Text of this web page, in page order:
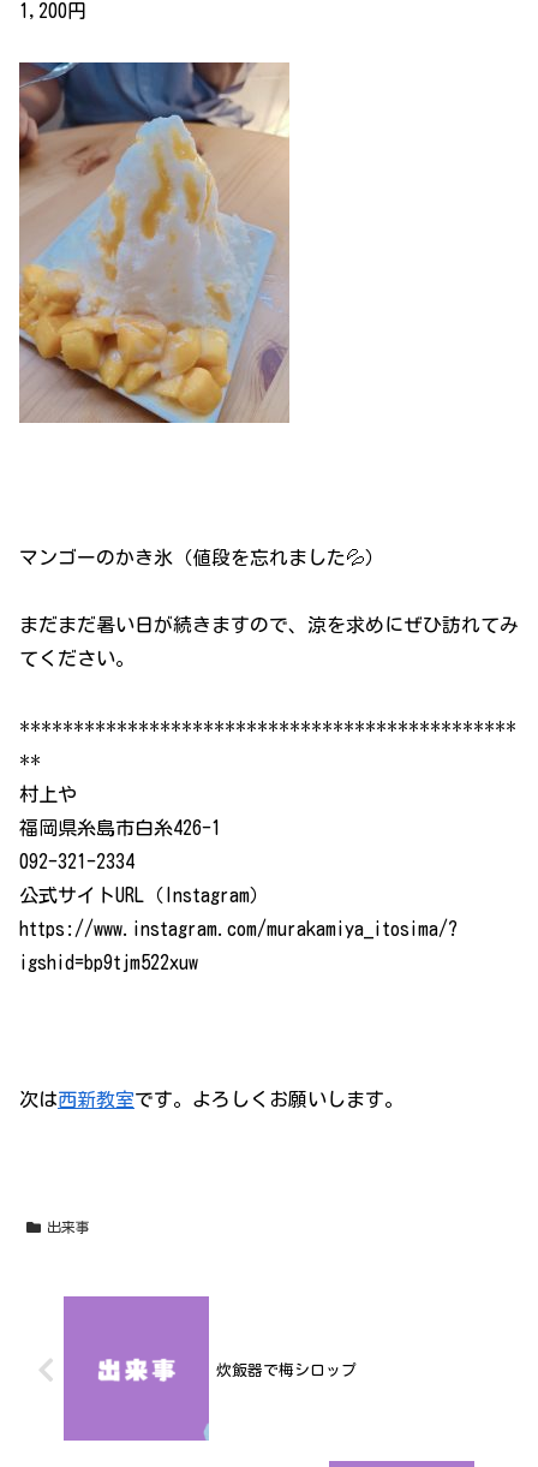
1,200円
マンゴーのかき氷（値段を忘れました💦）
まだまだ暑い日が続きますので、涼を求めにぜひ訪れてみ
てください。
**********************************************
**
村上や
福岡県糸島市白糸426-1
092-321-2334
公式サイトURL（Instagram）
https://www.instagram.com/murakamiya_itosima/?
igshid=bp9tjm522xuw
次は西新教室です。よろしくお願いします。
出来事
炊飯器で梅シロップ